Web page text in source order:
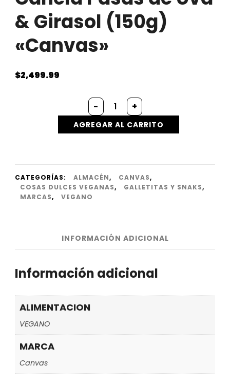
& Girasol (150g)
«Canvas»
$2,499.99
- Galletitas
Sabor
Canela
Pasas
&
Girasol
(150g)
"Canvas"
+
AGREGAR AL CARRITO
CATEGORÍAS: ALMACÉN, CANVAS,
COSAS DULCES VEGANAS, GALLETITAS Y SNAKS,
MARCAS, VEGANO
INFORMACIÓN ADICIONAL
Información adicional
ALIMENTACION
VEGANO
MARCA
Canvas